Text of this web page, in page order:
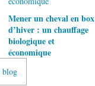
Mener un cheval en box
d’hiver : un chauffage
biologique et
économique
blog